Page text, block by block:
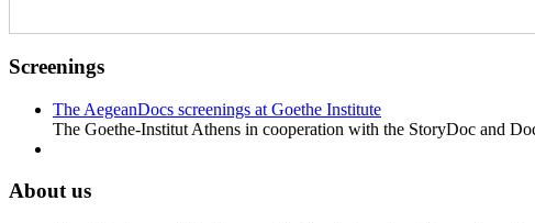
Screenings
The AegeanDocs screenings at Goethe Institute
The Goethe-Institut Athens in cooperation with the StoryDoc and
About us